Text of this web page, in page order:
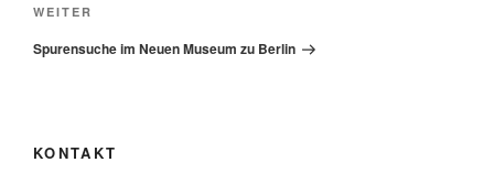
Nächster
Beitrag
WEITER
Spurensuche im Neuen Museum zu Berlin
KONTAKT